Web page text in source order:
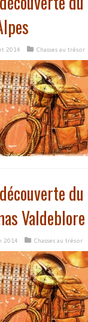
2014 Chasses au trésor
Valdeblore
2014 Chasses au trésor